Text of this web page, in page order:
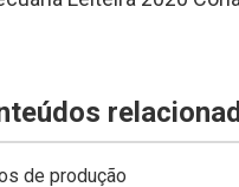
de produção